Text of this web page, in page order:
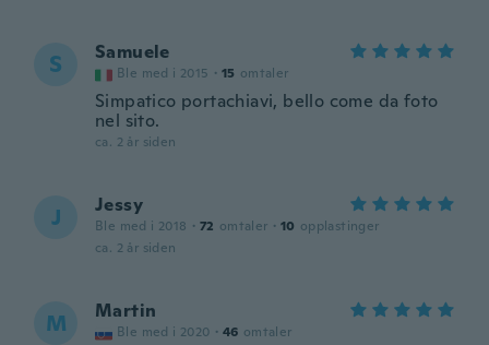
S Samuele
Ble med i 2015 · 15 omtaler
Simpatico portachiavi, bello come da foto
nel sito.
ca. 2 år siden
J Jessy
Ble med i 2018 · 72 omtaler · 10 opplastinger
ca. 2 år siden
M Martin
Ble med i 2020 · 46 omtaler